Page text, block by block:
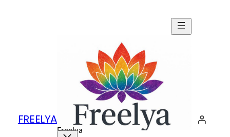
FREELYA
Freelya